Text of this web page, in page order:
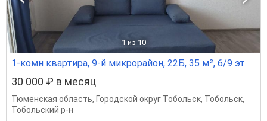
1 из 10
1-комн квартира, 9-й микрорайон, 22Б, 35 м², 6/9 эт.
30 000 ₽ в месяц
Тюменская область, Городской округ Тобольск, Тобольск,
Тобольский р-н